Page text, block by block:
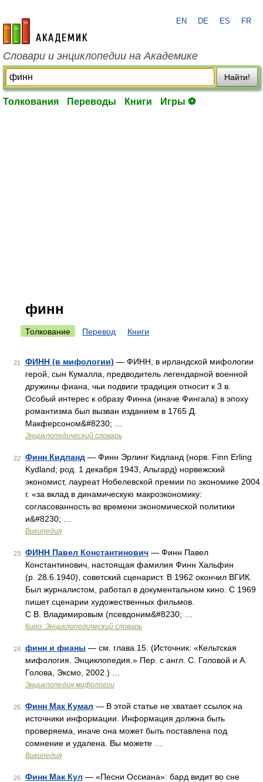
academic.ru
EN DE ES FR
Словари и энциклопедии на Академике
Найти!
Толкования Переводы Книги Игры ⚽
финн
Толкование Перевод Книги
21 ФИНН (в мифологии) — ФИНН, в ирландской мифологии
герой, сын Кумалла, предводитель легендарной военной
дружины фиана, чьи подвиги традиция относит к 3 в.
Особый интерес к образу Финна (иначе Фингала) в эпоху
романтизма был вызван изданием в 1765 Д.
Макферсоном&#8230; …
Энциклопедический словарь
22 Финн Кидланд — Финн Эрлинг Кидланд (норв. Finn Erling
Kydland; род. 1 декабря 1943, Альгард) норвежский
экономист, лауреат Нобелевской премии по экономике 2004
г. «за вклад в динамическую макроэкономику:
согласованность во времени экономической политики
и&#8230; …
Википедия
23 ФИНН Павел Константинович — Финн Павел
Константинович, настоящая фамилия Финн Хальфин
(р. 28.6.1940), советский сценарист. В 1962 окончил ВГИК.
Был журналистом, работал в документальном кино. С 1969
пишет сценарии художественных фильмов.
С В. Владимировым (псевдоним&#8230; …
Кино: Энциклопедический словарь
24 финн и фианы — см. глава 15. (Источник: «Кельтская
мифология. Энциклопедия.» Пер. с англ. С. Головой и А.
Голова, Эксмо, 2002.) …
Энциклопедия мифологии
25 Финн Мак Кумал — В этой статье не хватает ссылок на
источники информации. Информация должна быть
проверяема, иначе она может быть поставлена под
сомнение и удалена. Вы можете …
Википедия
26 Финн Мак Кул — «Песни Оссиана»: бард видит во сне